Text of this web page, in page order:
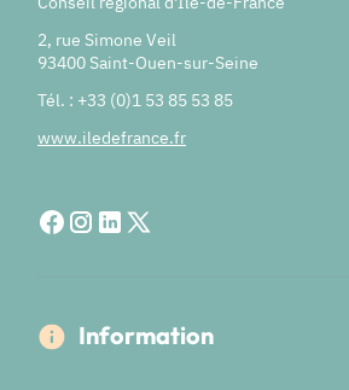
2, rue Simone Veil
93400 Saint-Ouen-sur-Seine
Tél. : +33 (0)1 53 85 53 85
www.iledefrance.fr
Information